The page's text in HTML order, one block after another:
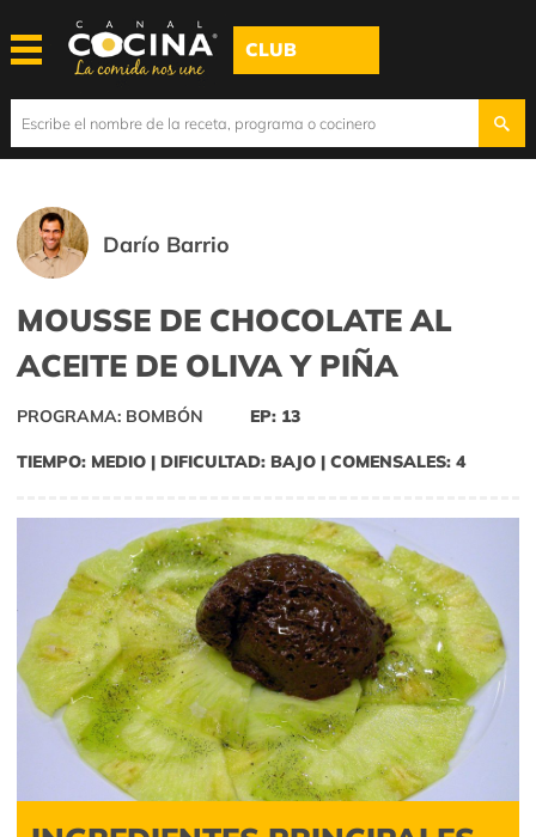
CLUB
Darío Barrio
MOUSSE DE CHOCOLATE AL
ACEITE DE OLIVA Y PIÑA
PROGRAMA: BOMBÓN EP: 13
TIEMPO: MEDIO | DIFICULTAD: BAJO | COMENSALES: 4